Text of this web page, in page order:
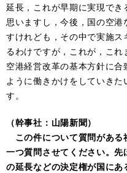
延長，これが早期に実現で
思いますし，今後，国の空
すけれども，その中で実施
るわけですが，これが，こ
空港経営改革の基本方針に合
ように働きかけをしていき
す。
（幹事社：山陽新聞）
この件について質問がある
一つ質問させてください。
の延長などの決定権が国に